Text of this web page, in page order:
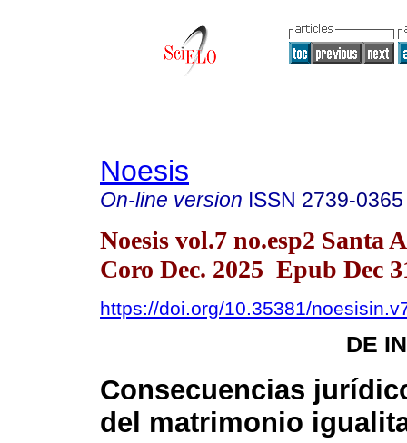
Noesis
On-line version ISSN 2739-0365
Noesis vol.7 no.esp2 Santa
Coro Dec. 2025 Epub Dec
https://doi.org/10.35381/
DE
Consecuencias
del matrimonio